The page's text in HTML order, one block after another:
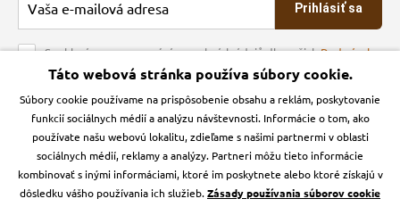
Veľkoobchod
Obchodné podmienky
Kontakt
Podmienky ochrany osobných údajov
Zásady používanie cookies a Google Analytics
Prihlásiť sa
Souhlasím se zpracováním osobních údajů dle našichPodmínek
ochrany osobních údajů
Krmiva Pučálka na sociálnych sieťach
Instagran Facebook
Táto webová stránka používa súbory cookie.
Súbory cookie používame na prispôsobenie obsahu a reklám, poskytovanie
funkcií sociálnych médií a analýzu návštevnosti. Informácie o tom, ako
používate našu webovú lokalitu, zdieľame s našimi partnermi v oblasti
sociálnych médií, reklamy a analýzy. Partneri môžu tieto informácie
kombinovať s inými informáciami, ktoré im poskytnete alebo ktoré získajú v
dôsledku vášho používania ich služieb.Zásady používania súborov cookie